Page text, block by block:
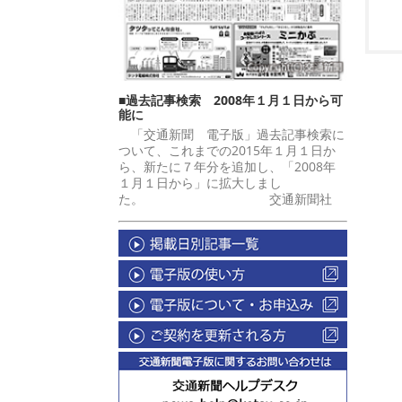
■過去記事検索 2008年１月１日から可
能に
「交通新聞 電子版」過去記事検索に
ついて、これまでの2015年１月１日か
ら、新たに７年分を追加し、「2008年
１月１日から」に拡大しまし
た。 交通新聞社